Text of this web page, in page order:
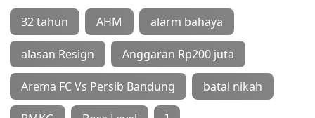
32 tahun AHM alarm bahaya
alasan Resign Anggaran Rp200 juta
Arema FC Vs Persib Bandung batal nikah